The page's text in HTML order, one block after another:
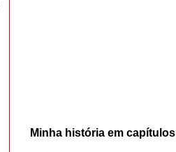
Minha história em capítulos